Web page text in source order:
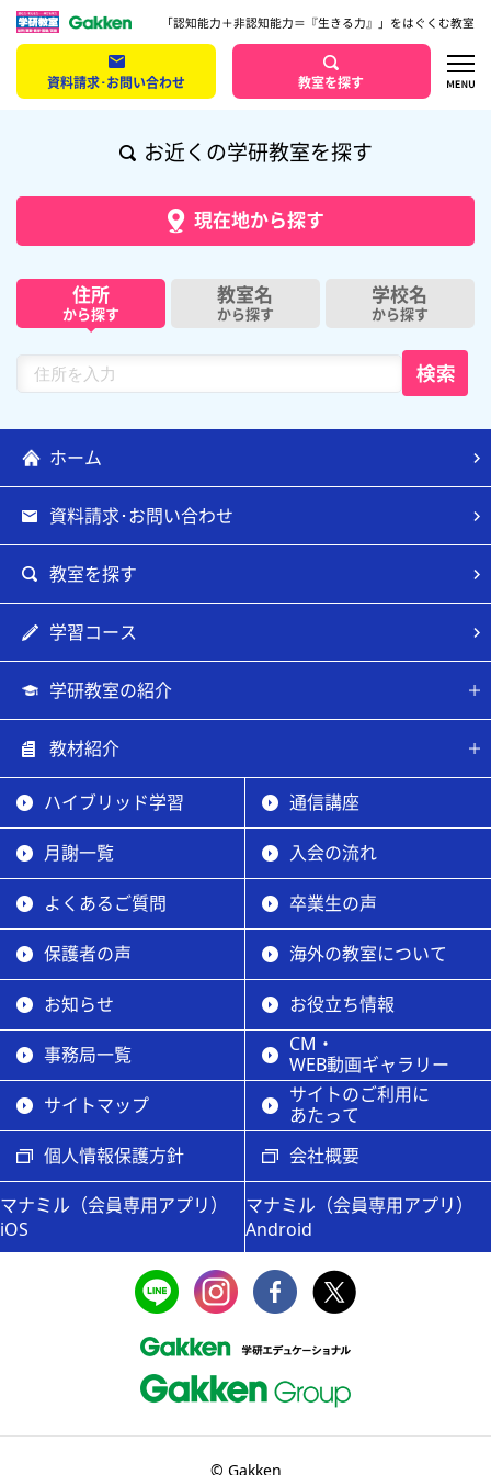
「認知能力＋非認知能力＝『生きる力』」をはぐくむ教室
資料請求･お問い合わせ 教室を探す
お近くの学研教室を探す
現在地から探す
住所
から探す
教室名
から探す
学校名
から探す
ホーム
資料請求･お問い合わせ
教室を探す
学習コース
学研教室の紹介
教材紹介
ハイブリッド学習 通信講座
月謝一覧 入会の流れ
よくあるご質問 卒業生の声
保護者の声 海外の教室について
お知らせ お役立ち情報
事務局一覧
CM・
WEB動画ギャラリー
サイトマップ
サイトのご利用に
あたって
個人情報保護方針
会社概要
マナミル（会員専用アプリ）
iOS
マナミル（会員専用アプリ）
Android
© Gakken